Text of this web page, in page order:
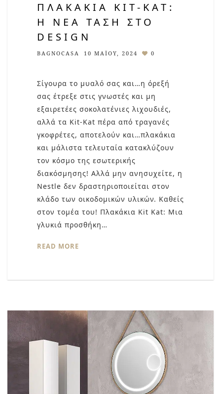
ΠΛΑΚΆΚΙΑ KIT-KAT:
Η ΝΈΑ ΤΆΣΗ ΣΤΟ
DESIGN
BAGNOCASA 10 ΜΑΪ́ΟΥ, 2024 0
Σίγουρα το μυαλό σας και…η όρεξή
σας έτρεξε στις γνωστές και μη
εξαιρετέες σοκολατένιες λιχουδιές,
αλλά τα Kit-Kat πέρα από τραγανές
γκοφρέτες, αποτελούν και…πλακάκια
και μάλιστα τελευταία κατακλύζουν
τον κόσμο της εσωτερικής
διακόσμησης! Αλλά μην ανησυχείτε, η
Nestle δεν δραστηριοποιείται στον
κλάδο των οικοδομικών υλικών. Καθείς
στον τομέα του! Πλακάκια Kit Kat: Μια
γλυκιά προσθήκη…
READ MORE